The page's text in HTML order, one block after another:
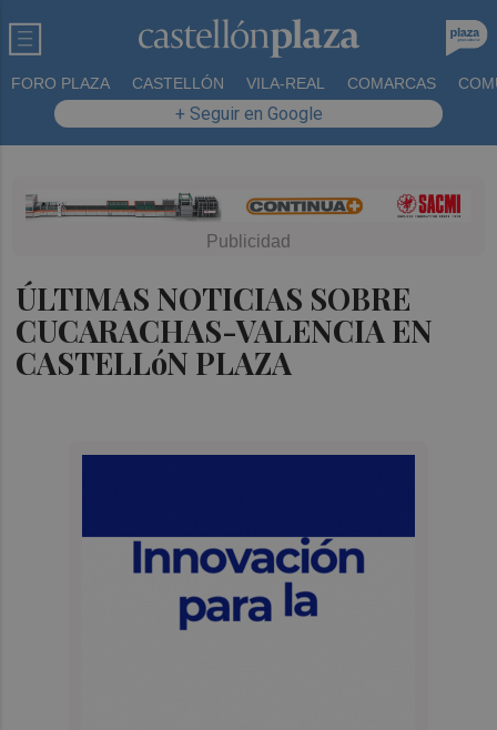
FORO PLAZA CASTELLÓN VILA-REAL COMARCAS
+ Seguir en Google
ÚLTIMAS NOTICIAS SOBRE
CUCARACHAS-VALENCIA EN
CASTELLóN PLAZA